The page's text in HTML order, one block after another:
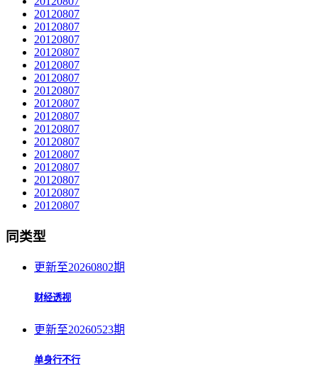
20120807
20120807
20120807
20120807
20120807
20120807
20120807
20120807
20120807
20120807
20120807
20120807
20120807
20120807
20120807
20120807
同类型
更新至20260802期
财经透视
更新至20260523期
单身行不行